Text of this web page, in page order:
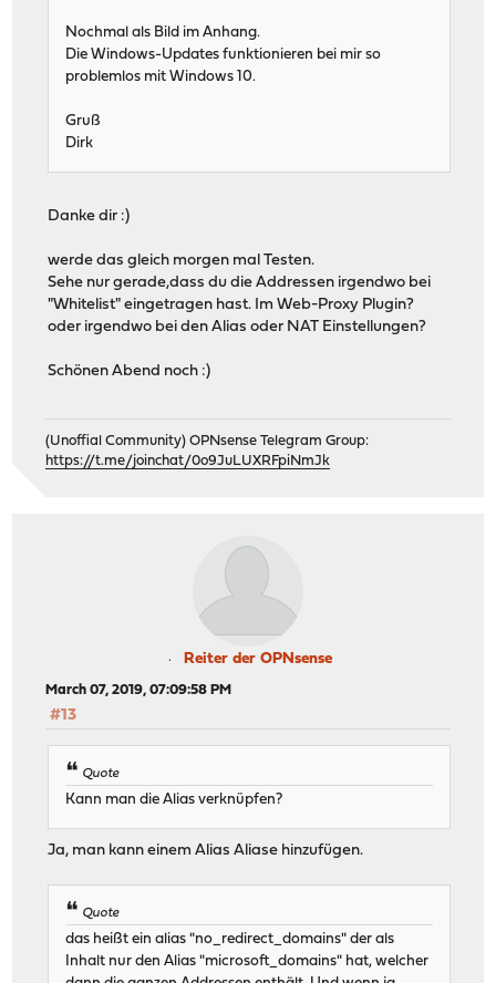
Nochmal als Bild im Anhang.
Die Windows-Updates funktionieren bei mir so
problemlos mit Windows 10.
Gruß
Dirk
Danke dir :)
werde das gleich morgen mal Testen.
Sehe nur gerade,dass du die Addressen irgendwo bei
"Whitelist" eingetragen hast. Im Web-Proxy Plugin?
oder irgendwo bei den Alias oder NAT Einstellungen?
Schönen Abend noch :)
(Unoffial Community) OPNsense Telegram Group:
https://t.me/joinchat/0o9JuLUXRFpiNmJk
Reiter der OPNsense
March 07, 2019, 07:09:58 PM
#13
Quote
Kann man die Alias verknüpfen?
Ja, man kann einem Alias Aliase hinzufügen.
Quote
das heißt ein alias "no_redirect_domains" der als
Inhalt nur den Alias "microsoft_domains" hat, welcher